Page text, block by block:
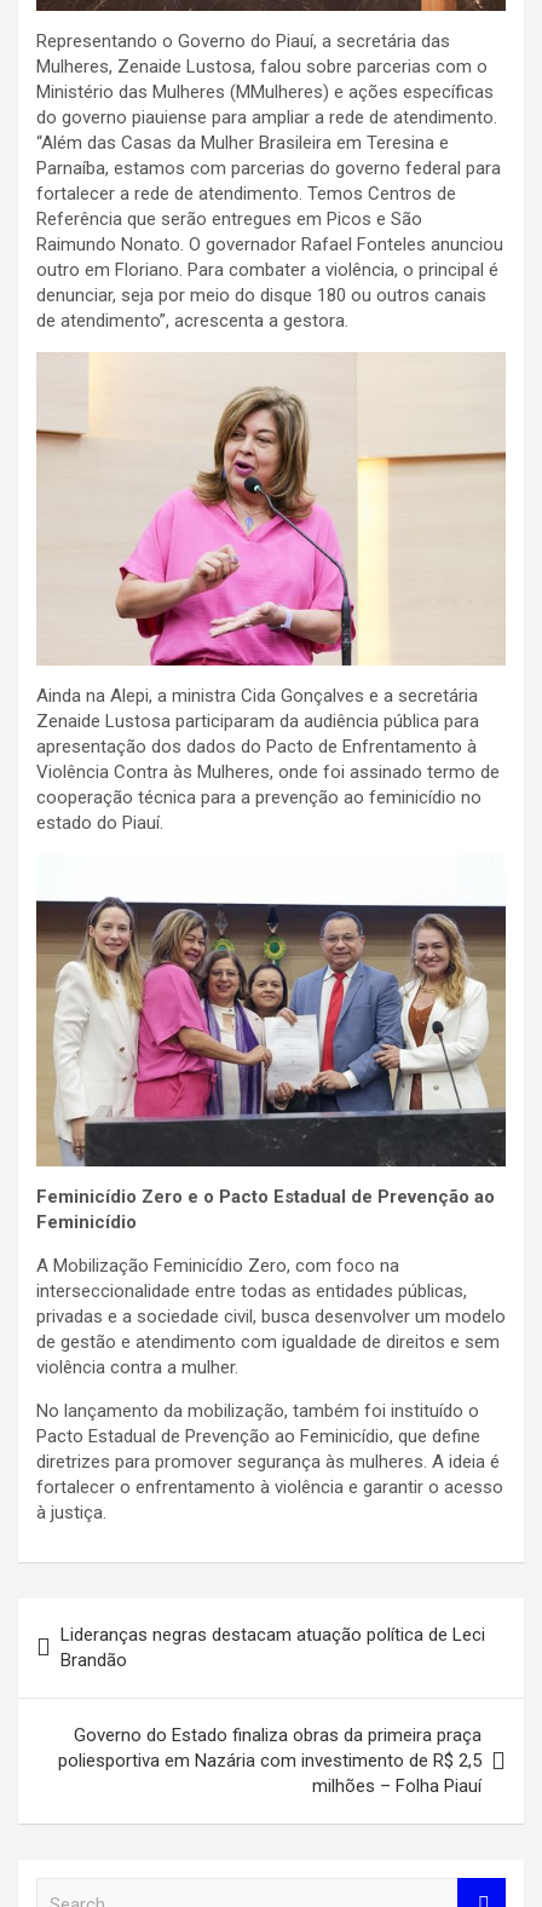
Representando o Governo do Piauí, a secretária das
Mulheres, Zenaide Lustosa, falou sobre parcerias com o
Ministério das Mulheres (MMulheres) e ações específicas
do governo piauiense para ampliar a rede de atendimento.
“Além das Casas da Mulher Brasileira em Teresina e
Parnaíba, estamos com parcerias do governo federal para
fortalecer a rede de atendimento. Temos Centros de
Referência que serão entregues em Picos e São
Raimundo Nonato. O governador Rafael Fonteles anunciou
outro em Floriano. Para combater a violência, o principal é
denunciar, seja por meio do disque 180 ou outros canais
de atendimento”, acrescenta a gestora.
Ainda na Alepi, a ministra Cida Gonçalves e a secretária
Zenaide Lustosa participaram da audiência pública para
apresentação dos dados do Pacto de Enfrentamento à
Violência Contra às Mulheres, onde foi assinado termo de
cooperação técnica para a prevenção ao feminicídio no
estado do Piauí.
Feminicídio Zero e o Pacto Estadual de Prevenção ao
Feminicídio
A Mobilização Feminicídio Zero, com foco na
interseccionalidade entre todas as entidades públicas,
privadas e a sociedade civil, busca desenvolver um modelo
de gestão e atendimento com igualdade de direitos e sem
violência contra a mulher.
No lançamento da mobilização, também foi instituído o
Pacto Estadual de Prevenção ao Feminicídio, que define
diretrizes para promover segurança às mulheres. A ideia é
fortalecer o enfrentamento à violência e garantir o acesso
à justiça.
de
Post
Lideranças negras destacam atuação política de Leci
Brandão
Governo do Estado finaliza obras da primeira praça
poliesportiva em Nazária com investimento de R$ 2,5
milhões – Folha Piauí